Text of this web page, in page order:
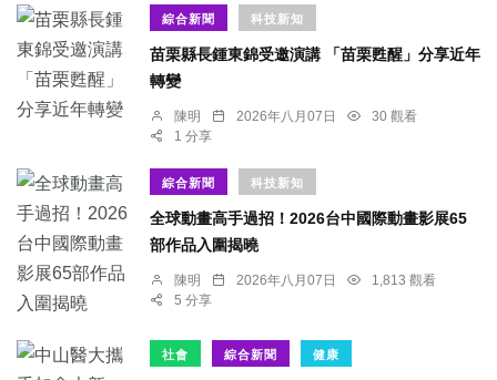
綜合新聞 科技新知
苗栗縣長鍾東錦受邀演講 「苗栗甦醒」分享近年
轉變
陳明 2026年八月07日
30 觀看
1 分享
綜合新聞 科技新知
全球動畫高手過招！2026台中國際動畫影展65
部作品入圍揭曉
陳明 2026年八月07日
1,813 觀看
5 分享
社會 綜合新聞 健康